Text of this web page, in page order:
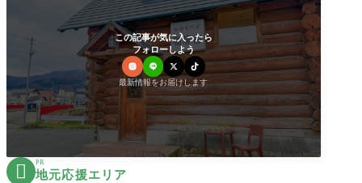
この記事が気に入ったら
フォローしよう
最新情報をお届けします
 PR
地元応援エリア